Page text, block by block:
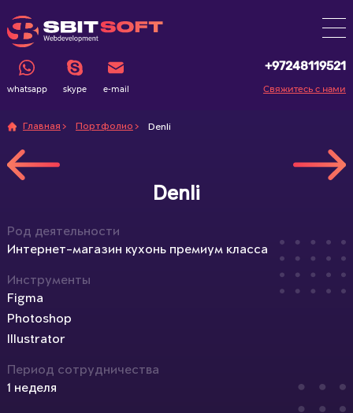
whatsapp skype e-mail
+97248119521
Свяжитесь с нами
Главная Портфолио Denli
Denli
Род деятельности
Интернет-магазин кухонь премиум класса
Инструменты
Figma
Photoshop
Illustrator
Период сотрудничества
1 неделя